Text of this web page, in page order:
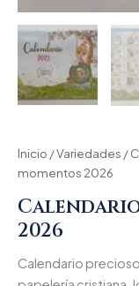
Inicio /Variedades /
momentos 2026
2026
Calendario